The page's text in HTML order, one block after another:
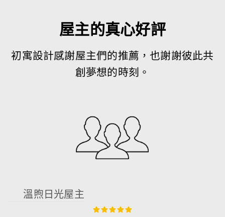
屋主的真心好評
初寓設計感謝屋主們的推薦，也謝謝彼此共
創夢想的時刻。
溫煦日光屋主